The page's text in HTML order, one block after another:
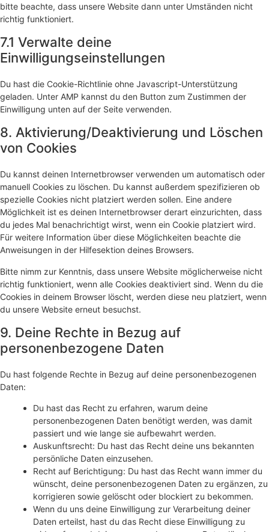
bitte beachte, dass unsere Website dann unter Umständen nicht
richtig funktioniert.
7.1 Verwalte deine
Einwilligungseinstellungen
Du hast die Cookie-Richtlinie ohne Javascript-Unterstützung
geladen. Unter AMP kannst du den Button zum Zustimmen der
Einwilligung unten auf der Seite verwenden.
8. Aktivierung/Deaktivierung und Löschen
von Cookies
Du kannst deinen Internetbrowser verwenden um automatisch oder
manuell Cookies zu löschen. Du kannst außerdem spezifizieren ob
spezielle Cookies nicht platziert werden sollen. Eine andere
Möglichkeit ist es deinen Internetbrowser derart einzurichten, dass
du jedes Mal benachrichtigt wirst, wenn ein Cookie platziert wird.
Für weitere Information über diese Möglichkeiten beachte die
Anweisungen in der Hilfesektion deines Browsers.
Bitte nimm zur Kenntnis, dass unsere Website möglicherweise nicht
richtig funktioniert, wenn alle Cookies deaktiviert sind. Wenn du die
Cookies in deinem Browser löscht, werden diese neu platziert, wenn
du unsere Website erneut besuchst.
9. Deine Rechte in Bezug auf
personenbezogene Daten
Du hast folgende Rechte in Bezug auf deine personenbezogenen
Daten:
Du hast das Recht zu erfahren, warum deine
personenbezogenen Daten benötigt werden, was damit
passiert und wie lange sie aufbewahrt werden.
Auskunftsrecht: Du hast das Recht deine uns bekannten
persönliche Daten einzusehen.
Recht auf Berichtigung: Du hast das Recht wann immer du
wünscht, deine personenbezogenen Daten zu ergänzen, zu
korrigieren sowie gelöscht oder blockiert zu bekommen.
Wenn du uns deine Einwilligung zur Verarbeitung deiner
Daten erteilst, hast du das Recht diese Einwilligung zu